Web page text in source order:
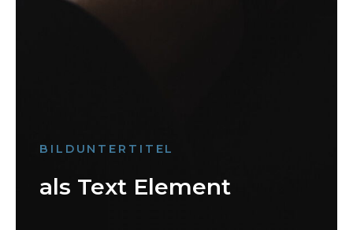
BILDUNTERTITEL
als Text Element